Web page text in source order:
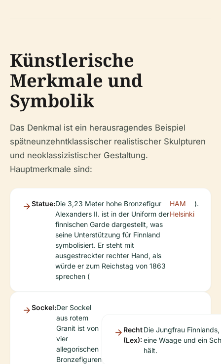
Künstlerische
Merkmale und
Symbolik
Das Denkmal ist ein herausragendes Beispiel
spätneunzehntklassischer realistischer Skulpturen
und neoklassizistischer Gestaltung.
Hauptmerkmale sind:
Statue:Die 3,23 Meter hohe Bronzefigur
Alexanders II. ist in der Uniform der
finnischen Garde dargestellt, was
seine Unterstützung für Finnland
symbolisiert. Er steht mit
ausgestreckter rechter Hand, als
würde er zum Reichstag von 1863
sprechen (
HAM
Helsinki
).
Sockel:Der Sockel
aus rotem
Granit ist von
vier
allegorischen
Bronzefiguren
Recht
(Lex):
Die Jungfrau
eine Waage und ein
hält.